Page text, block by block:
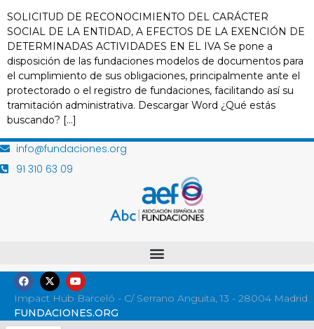
SOLICITUD DE RECONOCIMIENTO DEL CARÁCTER
SOCIAL DE LA ENTIDAD, A EFECTOS DE LA EXENCIÓN DE
DETERMINADAS ACTIVIDADES EN EL IVA Se pone a
disposición de las fundaciones modelos de documentos para
el cumplimiento de sus obligaciones, principalmente ante el
protectorado o el registro de fundaciones, facilitando así su
tramitación administrativa. Descargar Word ¿Qué estás
buscando? […]
info@fundaciones.org
91 310 63 09
Impact Hub Barceló - C/ Serrano Anguita, 13 - 28004 Madrid
FUNDACIONES.ORG